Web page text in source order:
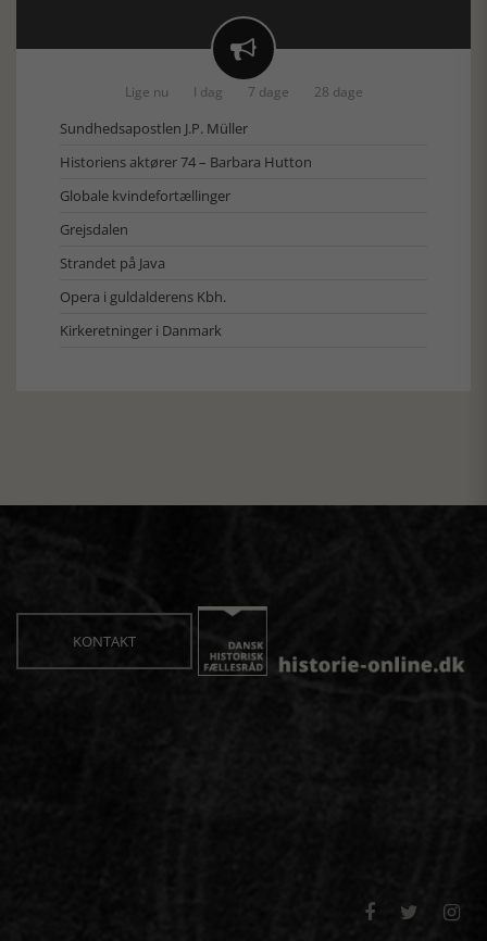

Lige nu I dag 7 dage 28 dage
Sundhedsapostlen J.P. Müller
Historiens aktører 74 – Barbara Hutton
Globale kvindefortællinger
Grejsdalen
Strandet på Java
Opera i guldalderens Kbh.
Kirkeretninger i Danmark
KONTAKT
  